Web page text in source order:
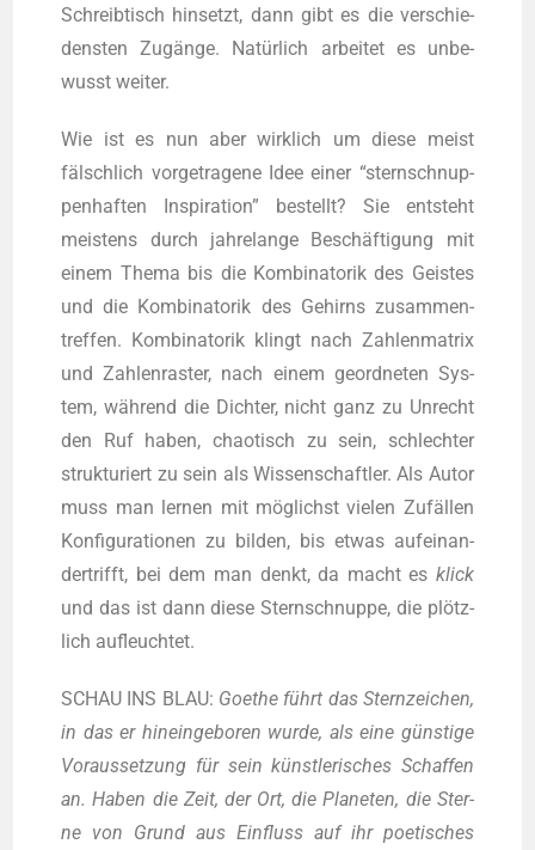
Schreib­tisch hin­setzt, dann gibt es die ver­schie­
dens­ten Zugän­ge. Natür­lich arbei­tet es unbe­
wusst weiter.
Wie ist es nun aber wirk­lich um die­se meist
fälsch­lich vor­ge­tra­ge­ne Idee einer “stern­schnup­
pen­haf­ten Inspi­ra­ti­on” bestellt? Sie ent­steht
meis­tens durch jah­re­lan­ge Beschäf­ti­gung mit
einem The­ma bis die Kom­bi­na­to­rik des Geis­tes
und die Kom­bi­na­to­rik des Gehirns zusam­men­
tref­fen. Kom­bi­na­to­rik klingt nach Zah­len­ma­trix
und Zah­len­ras­ter, nach einem geord­ne­ten Sys­
tem, wäh­rend die Dich­ter, nicht ganz zu Unrecht
den Ruf haben, chao­tisch zu sein, schlech­ter
struk­tu­riert zu sein als Wis­sen­schaft­ler. Als Autor
muss man ler­nen mit mög­lichst vie­len Zufäl­len
Kon­fi­gu­ra­tio­nen zu bil­den, bis etwas auf­ein­an­
der­trifft, bei dem man denkt, da macht es klick
und das ist dann die­se Stern­schnup­pe, die plötz­
lich aufleuchtet.
SCHAU INS BLAU: Goe­the führt das Stern­zei­chen,
in das er hin­ein­ge­bo­ren wur­de, als eine güns­ti­ge
Vor­aus­set­zung für sein künst­le­ri­sches Schaf­fen
an. Haben die Zeit, der Ort, die Pla­ne­ten, die Ster­
ne von Grund aus Ein­fluss auf ihr poe­ti­sches